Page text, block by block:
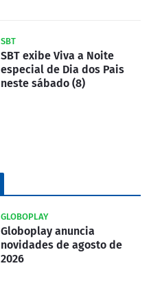
SBT
SBT exibe Viva a Noite
especial de Dia dos Pais
neste sábado (8)
GLOBOPLAY
Globoplay anuncia
novidades de agosto de
2026